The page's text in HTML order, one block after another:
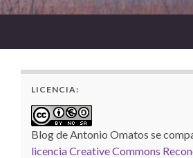
LICENCIA:
Blog de Antonio Omatos se
licencia Creative Commons